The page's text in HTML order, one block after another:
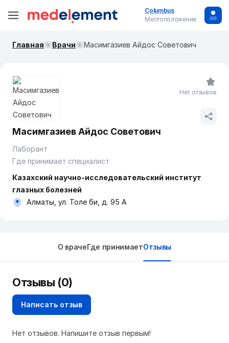
Columbus
Местоположение
Главная Врачи Масимгазиев Айдос Советович
Масимгазиев Айдос Советович
Лаборант
Где принимает специалист
Казахский научно-исследовательский институт
глазных болезней
Алматы, ул. Толе би, д. 95 А
Нет отзывов
О врачеГде принимаетОтзывы
Отзывы (0)
Написать отзыв
Нет отзывов. Напишите отзыв первым!